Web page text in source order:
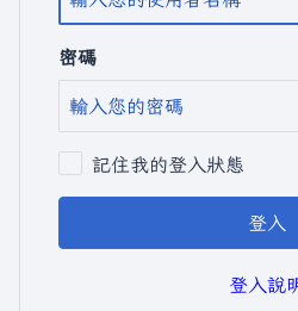
密碼
記住我的登入狀態
登入
登入說